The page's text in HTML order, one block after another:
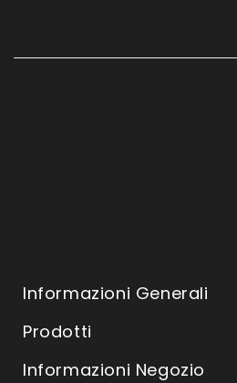
Informazioni Generali
Prodotti
Informazioni Negozio